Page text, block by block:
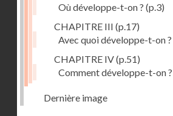
Où développe-t-on ? (p.3)
CHAPITRE III (p.17)
Avec quoi développe-t-on ?
CHAPITRE IV(p.51)
Comment développe-t-on ?
Dernière image